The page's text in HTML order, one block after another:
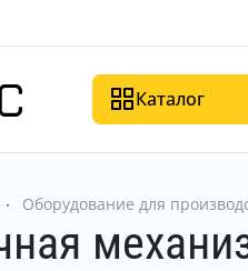
Каталог
Оборудование для